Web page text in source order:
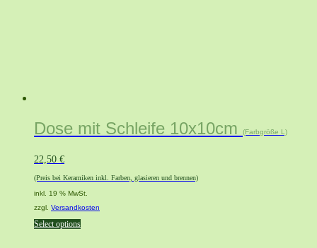
Dose mit Schleife 10x10cm (Farbgröße L)
22,50 €
(Preis bei Keramiken inkl. Farben, glasieren und brennen)
inkl. 19 % MwSt.
zzgl. Versandkosten
Select options